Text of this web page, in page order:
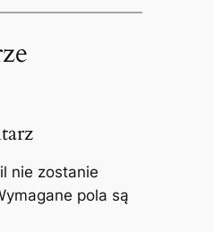
nie zostanie
pola są